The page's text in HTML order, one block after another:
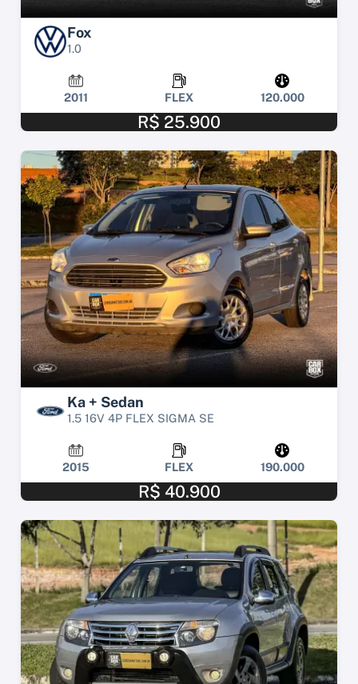
Fox
1.0
2011 FLEX 120.000
R$ 25.900
Ka + Sedan
1.5 16V 4P FLEX SIGMA SE
2015 FLEX 190.000
R$ 40.900